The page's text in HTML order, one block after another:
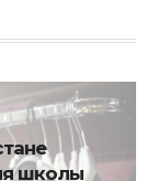
школы